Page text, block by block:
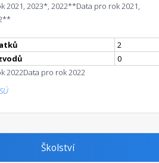
2021, 2023*, 2022**Data pro rok 2021,
2
0
2022Data pro rok 2022
Školství